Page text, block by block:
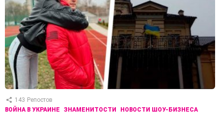
143 Репостов
ВОЙНА В УКРАИНЕ
ЗНАМЕНИТОСТИ НОВОСТИ ШОУ-БИЗНЕСА